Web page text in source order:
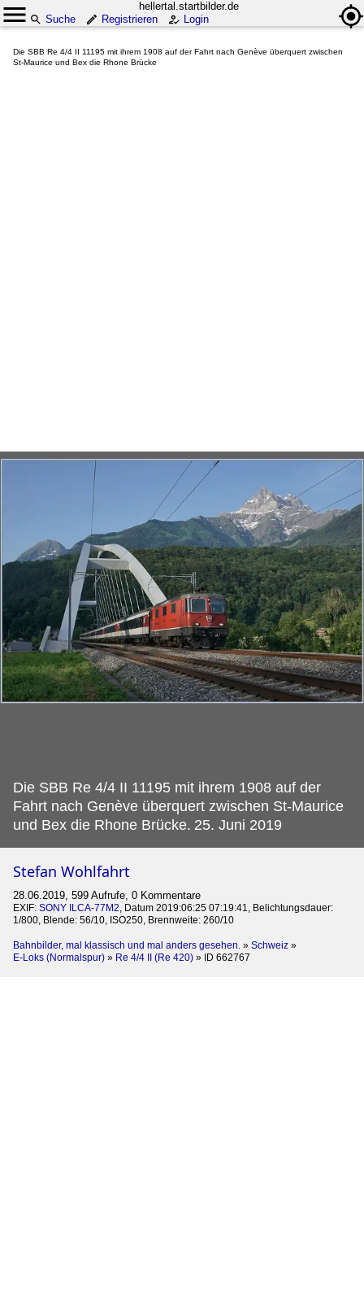
hellertal.startbilder.de
Suche
Registrieren Login
Die SBB Re 4/4 II 11195 mit ihrem 1908 auf der Fahrt nach Genève überquert zwischen
St-Maurice und Bex die Rhone Brücke
Die SBB Re 4/4 II 11195 mit ihrem 1908 auf der
Fahrt nach Genève überquert zwischen St-Maurice
und Bex die Rhone Brücke. 25. Juni 2019
Stefan Wohlfahrt
28.06.2019, 599 Aufrufe, 0 Kommentare
EXIF: SONY ILCA-77M2, Datum 2019:06:25 07:19:41, Belichtungsdauer:
1/800, Blende: 56/10, ISO250, Brennweite: 260/10
Bahnbilder, mal klassisch und mal anders gesehen. » Schweiz »
E-Loks (Normalspur) » Re 4/4 II (Re 420) » ID 662767